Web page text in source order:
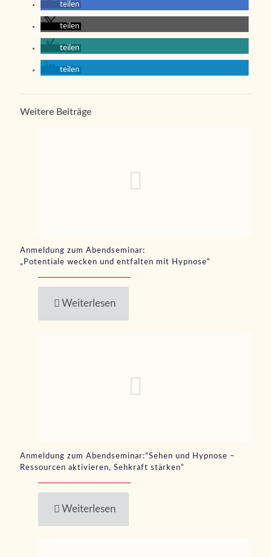
teilen
teilen
teilen
teilen
Weitere Beiträge
Anmeldung zum Abendseminar:
„Potentiale wecken und entfalten mit Hypnose“
Weiterlesen
Anmeldung zum Abendseminar:“Sehen und Hypnose –
Ressourcen aktivieren, Sehkraft stärken“
Weiterlesen